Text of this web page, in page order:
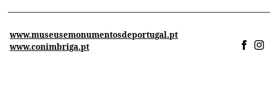
www.museusemonumentosdeportugal.pt
www.conimbriga.pt